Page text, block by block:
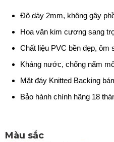
Độ dày 2mm, không gây
Hoa văn kim cương sang
Chất liệu PVC bền đẹp, ôm
Kháng nước, chống nấm
Mặt đáy Knitted Backing
Bảo hành chính hãng 18
Màu sắc